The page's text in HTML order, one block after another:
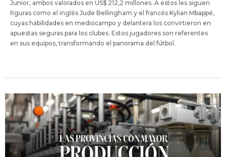
Junior, ambos valorados en US$ 212,2 millones. A estos les siguen
figuras como el inglés Jude Bellingham y el francés Kylian Mbappé,
cuyas habilidades en mediocampo y delantera los convirtieron en
apuestas seguras para los clubes. Estos jugadores son referentes
en sus equipos, transformando el panorama del fútbol.